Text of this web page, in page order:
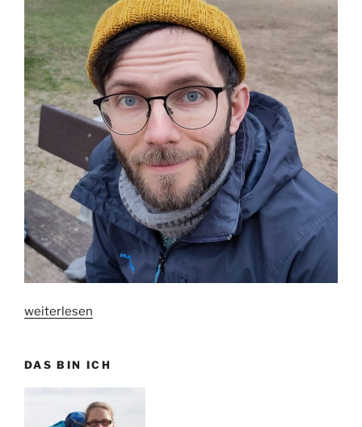
„Fischermütze
Duit“
weiterlesen
DAS BIN ICH